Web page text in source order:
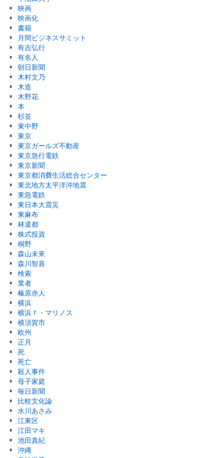
映画
映画化
書籍
月間ビジネスサミット
有吉弘行
有名人
朝日新聞
木村文乃
木造
木野花
本
杉並
東中野
東京
東京ガールズ不動産
東京急行電鉄
東京新聞
東京都消費生活総合センター
東北地方太平洋沖地震
東急電鉄
東日本大震災
東麻布
林遣都
株式投資
桐野
森山未來
森川智喜
検索
業者
榛原赤人
横浜
横浜ｆ・マリノス
横須賀市
欧州
正月
死
死亡
殺人事件
母子家庭
毎日新聞
比較文化論
水川あさみ
江東区
江田マキ
池田真紀
沖縄